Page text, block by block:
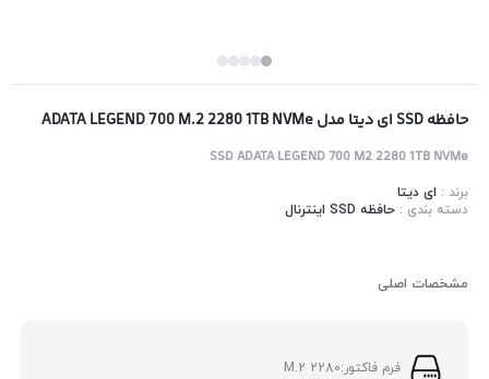
حافظه SSD ای دیتا مدل ADATA LEGEND 700 M.2 2280 1TB NVMe
SSD ADATA LEGEND 700 M2 2280 1TB NVMe
برند : ای دیتا
دسته بندی :حافظه SSD اینترنال
مشخصات اصلی
فرم فاکتور:M.2 2280